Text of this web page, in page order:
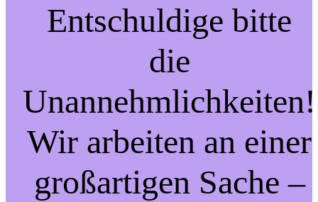
Entschuldige bitte
die
Unannehmlichkeiten!
Wir arbeiten an einer
großartigen Sache –